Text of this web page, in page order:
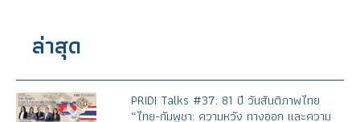
ล่าสุด
PRIDI Talks #37: 81 ปี วันสันติภาพไทย
“ไทย-กัมพูชา: ความหวัง ทางออก และความ